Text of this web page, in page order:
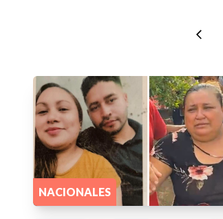
NACIONALES